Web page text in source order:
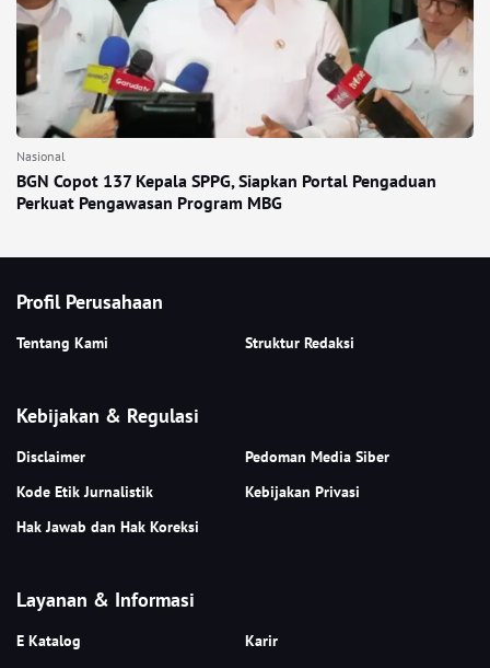
Nasional
BGN Copot 137 Kepala SPPG, Siapkan Portal Pengaduan
Perkuat Pengawasan Program MBG
Profil Perusahaan
Tentang Kami Struktur Redaksi
Kebijakan & Regulasi
Disclaimer
Pedoman Media Siber
Kode Etik Jurnalistik
Kebijakan Privasi
Hak Jawab dan Hak Koreksi
Layanan & Informasi
E Katalog
Karir